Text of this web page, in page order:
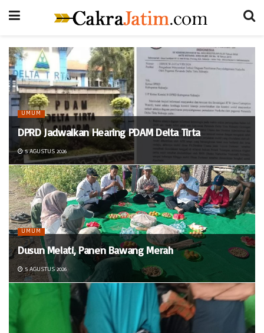
UMUM
DPRD Jadwalkan Hearing PDAM Delta Tirta
5 AGUSTUS 2026
UMUM
Dusun Melati, Panen Bawang Merah
5 AGUSTUS 2026